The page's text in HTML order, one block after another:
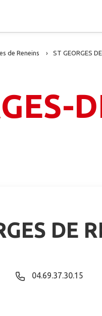
de Reneins ST GEORGES
DE
04.69.37.30.15